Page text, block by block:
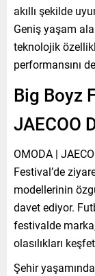
akıllı şekilde
Geniş yaşam
teknolojik
performansını
Big Boyz
JAECOO
OMODA |
Festival’de
modellerinin
davet ediyor.
festivalde
olasılıkları
Şehir